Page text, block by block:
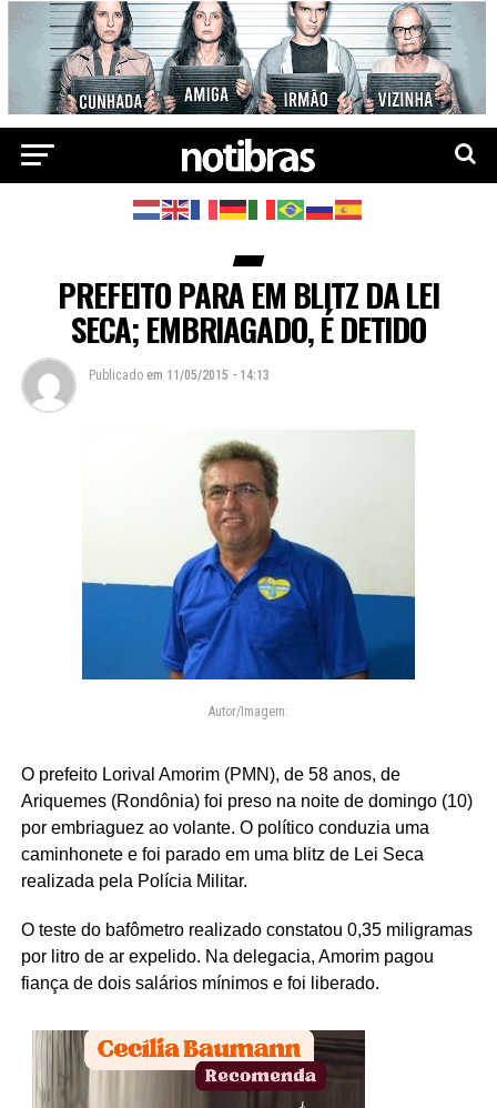
PREFEITO PARA EM BLITZ DA LEI
SECA; EMBRIAGADO, É DETIDO
Publicado em 11/05/2015 - 14:13
Autor/Imagem:
O prefeito Lorival Amorim (PMN), de 58 anos, de
Ariquemes (Rondônia) foi preso na noite de domingo (10)
por embriaguez ao volante. O político conduzia uma
caminhonete e foi parado em uma blitz de Lei Seca
realizada pela Polícia Militar.
O teste do bafômetro realizado constatou 0,35 miligramas
por litro de ar expelido. Na delegacia, Amorim pagou
fiança de dois salários mínimos e foi liberado.